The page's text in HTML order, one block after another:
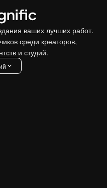
ваших лучших работ.
среди креаторов,
и студий.